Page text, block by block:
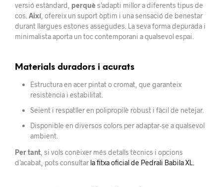
versió estàndard, perquès’adapti millor a diferents tipus de
cos. Així, ofereix un suport òptim i una sensació de benestar
durant llargues estones assegudes. La seva forma depurada i
minimalista aporta un toc contemporani a qualsevol espai.
Materials duradors i acurats
Estructura en acer pintat o cromat, que garanteix
resistència i estabilitat.
Seient i respatller en polipropilè robust i fàcil de netejar.
Disponible en diversos colors per adaptar-se a qualsevol
ambient.
Per tant , si vols conèixer més detalls tècnics i opcions
d’acabat, pots consultar la fitxa oficial de Pedrali Babila XL.